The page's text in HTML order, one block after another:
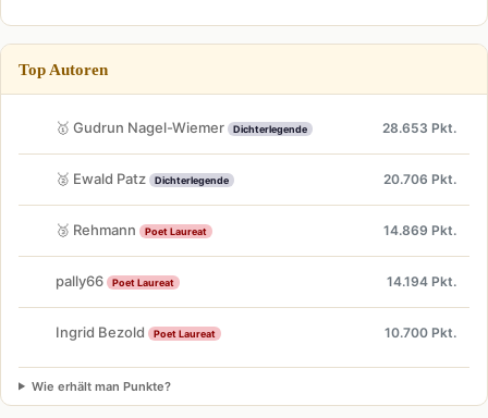
Top Autoren
🥇 Gudrun Nagel-Wiemer Dichterlegende 28.653 Pkt.
🥈 Ewald Patz Dichterlegende 20.706 Pkt.
🥉 Rehmann Poet Laureat 14.869 Pkt.
pally66 Poet Laureat 14.194 Pkt.
Ingrid Bezold Poet Laureat 10.700 Pkt.
Wie erhält man Punkte?